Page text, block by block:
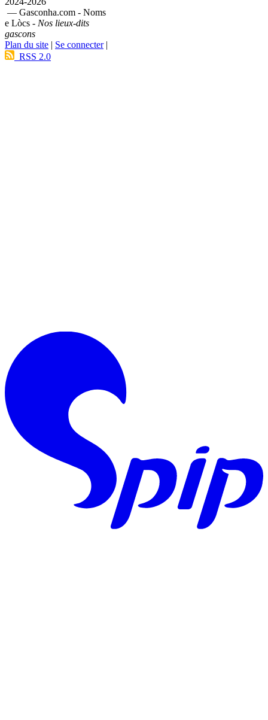
— Gasconha.com - Noms
e Lòcs - Nos lieux-dits
gascons
Plan du site | Se connecter|
RSS 2.0